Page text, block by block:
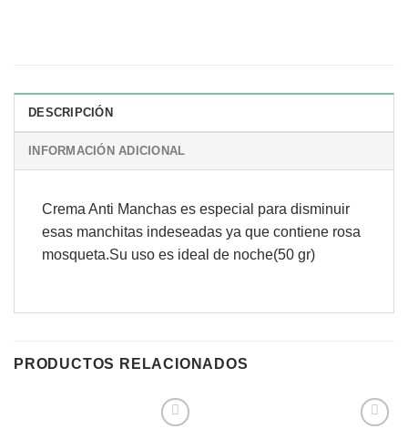
DESCRIPCIÓN
INFORMACIÓN ADICIONAL
Crema Anti Manchas es especial para disminuir
esas manchitas indeseadas ya que contiene rosa
mosqueta.Su uso es ideal de noche(50 gr)
PRODUCTOS RELACIONADOS